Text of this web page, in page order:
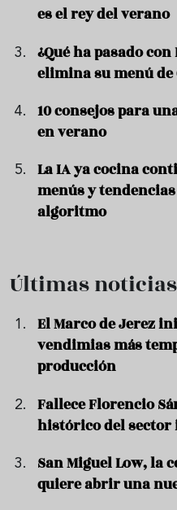
es el rey del verano
¿Qué ha pasado
elimina su menú
10 consejos para
en verano
La IA ya cocina
menús y
algoritmo
Últimas noticias
El Marco de Jerez
vendimias más
producción
Fallece Florencio
histórico del sector
San Miguel Low, la
quiere abrir una